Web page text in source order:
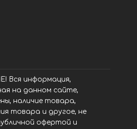
Вся информация,
на данном сайте,
наличие товара,
товара и другое, не
офертой и